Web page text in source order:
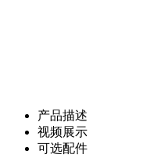
产品描述
视频展示
可选配件